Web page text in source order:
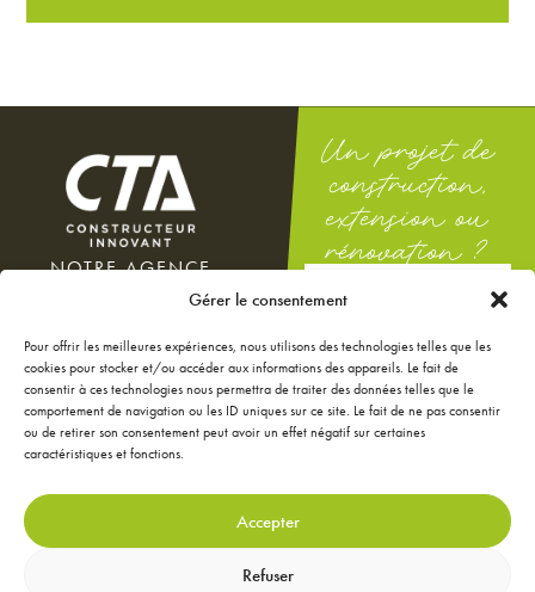
Gérer le consentement
Pour offrir les meilleures expériences, nous utilisons des technologies telles que les
cookies pour stocker et/ou accéder aux informations des appareils. Le fait de
consentir à ces technologies nous permettra de traiter des données telles que le
comportement de navigation ou les ID uniques sur ce site. Le fait de ne pas consentir
ou de retirer son consentement peut avoir un effet négatif sur certaines
caractéristiques et fonctions.
Accepter
Refuser
NOS ANNONCES
JE CONFIGURE MA
CONTACTEZ-NOUS
NOTRE AGENCE
100 rue Docteur Théodor
12000 Rodez
Du lundi au vendredi : 8h-12h
/ 14h-18h
Le samedi : 9h-12h
Un projet de
construction,
extension ou
rénovation ?
DEMANDEZ
GRATUITE